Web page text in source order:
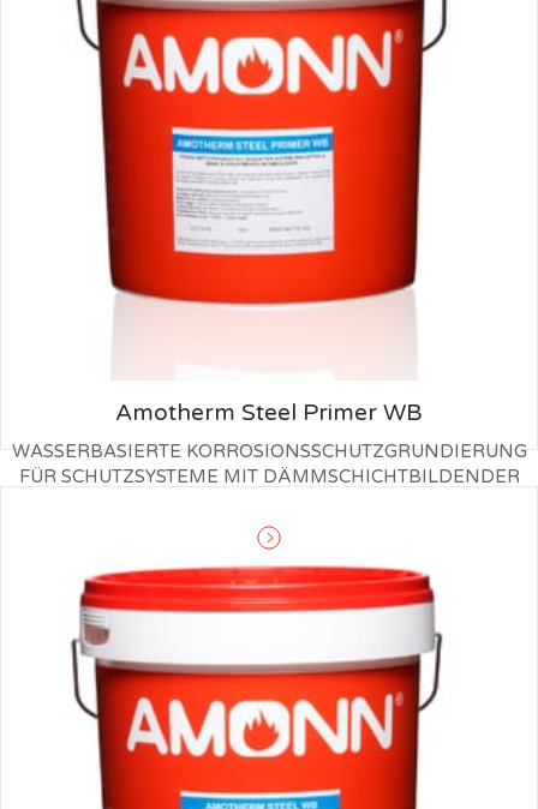
Amotherm Steel Primer WB
WASSERBASIERTE KORROSIONSSCHUTZGRUNDIERUNG
FÜR SCHUTZSYSTEME MIT DÄMMSCHICHTBILDENDER